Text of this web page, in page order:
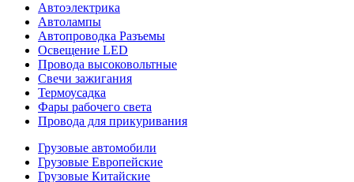
Автоэлектрика
Автолампы
Автопроводка Разъемы
Освещение LED
Провода высоковольтные
Свечи зажигания
Термоусадка
Фары рабочего света
Провода для прикуривания
Грузовые автомобили
Грузовые Европейские
Грузовые Китайские